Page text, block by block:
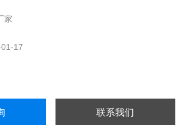
家
17
联系我们